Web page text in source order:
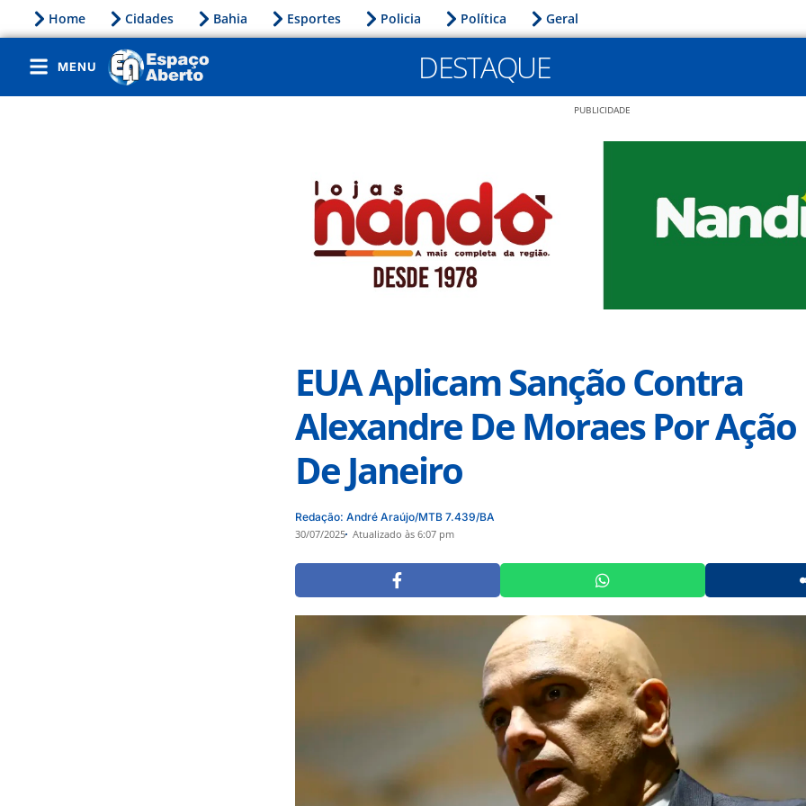
Home Cidades Bahia Esportes Policia Política Geral
MENU DESTAQUE
PUBLICIDADE
EUA Aplicam Sanção Contra
Alexandre De Moraes Por Ação
De Janeiro
Redação: André Araújo/MTB 7.439/BA
30/07/2025 Atualizado às 6:07 pm